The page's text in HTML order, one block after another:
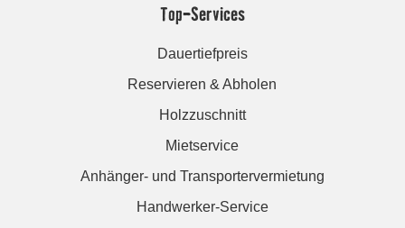
Top-Services
Dauertiefpreis
Reservieren & Abholen
Holzzuschnitt
Mietservice
Anhänger- und Transportervermietung
Handwerker-Service